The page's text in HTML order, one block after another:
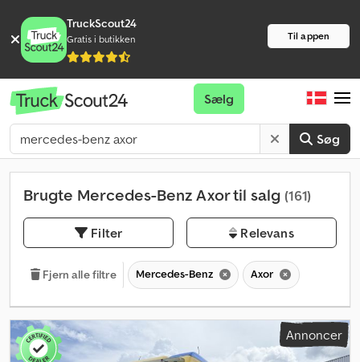
TruckScout24
Gratis i butikken Til appen
Søg
Sælg
Brugte Mercedes-Benz Axor til salg (161)
Filter Relevans
Fjern alle filtre Mercedes-Benz Axor
Annoncer